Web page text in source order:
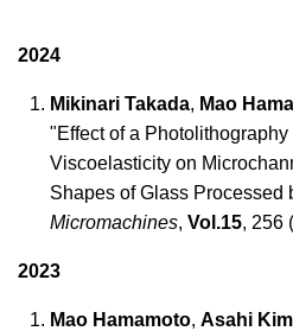
2024
Mikinari Takada, Mao
"Effect of a
Viscoelasticity on
Shapes of Glass Processed
Micromachines, Vol.15, 256
2023
Mao Hamamoto, Asahi